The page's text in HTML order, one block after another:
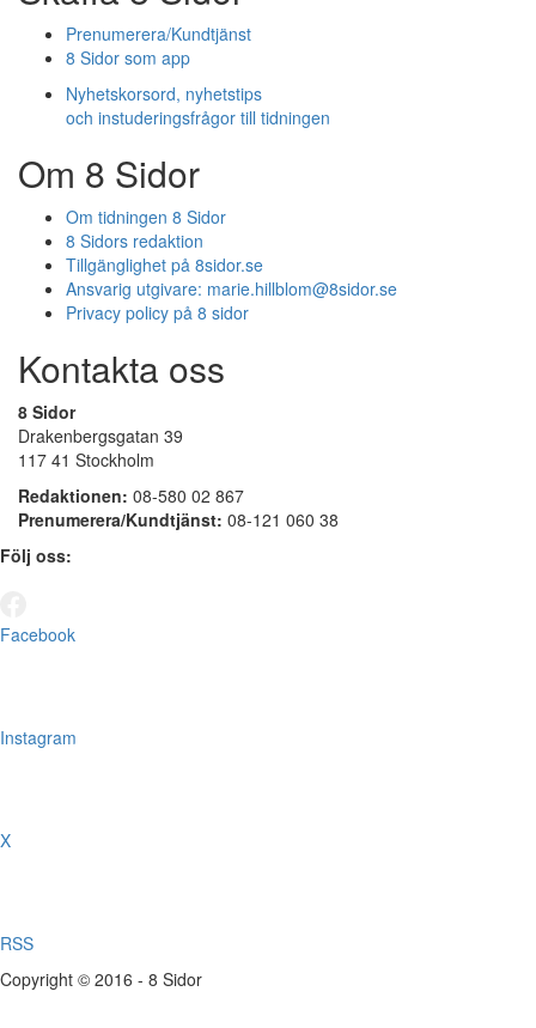
Prenumerera/Kundtjänst
8 Sidor som app
Nyhetskorsord, nyhetstips
och instuderingsfrågor till tidningen
Om 8 Sidor
Om tidningen 8 Sidor
8 Sidors redaktion
Tillgänglighet på 8sidor.se
Ansvarig utgivare: marie.hillblom@8sidor.se
Privacy policy på 8 sidor
Kontakta oss
8 Sidor
Drakenbergsgatan 39
117 41 Stockholm
Redaktionen: 08-580 02 867
Prenumerera/Kundtjänst: 08-121 060 38
Följ oss:
Facebook
Instagram
X
RSS
Copyright © 2016 - 8 Sidor